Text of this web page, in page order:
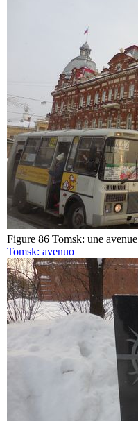
Figure 86 Tomsk: une avenue
Tomsk: avenuo